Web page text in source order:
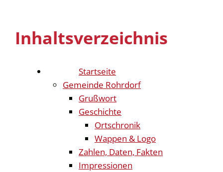
Inhaltsverzeichnis
Startseite
Gemeinde Rohrdorf
Grußwort
Geschichte
Ortschronik
Wappen & Logo
Zahlen, Daten, Fakten
Impressionen